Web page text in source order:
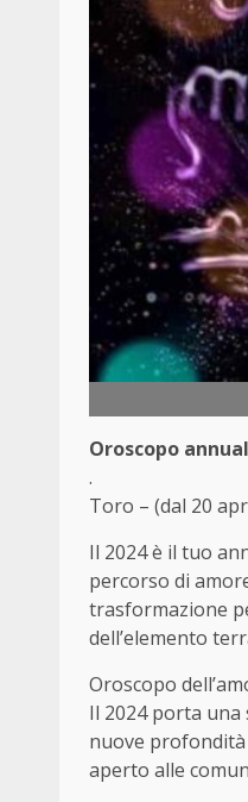
Oroscopo
.
Toro – (dal 20
Il 2024 è il tuo
percorso di
trasformazione
dell’elemento
Oroscopo
Il 2024 porta una
nuove
aperto alle